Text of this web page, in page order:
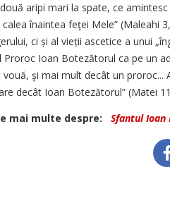
aripi mari la spate, ce
înaintea feţei Mele” (Maleahi
ci și al vieții ascetice a unui
Proroc Ioan Botezătorul ca pe un
vouă, şi mai mult decât un
decât Ioan Botezătorul” (Matei
mai multe despre:
Sfantul